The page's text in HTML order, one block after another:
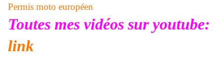
Permis moto européen
Toutes mes vidéos sur youtube:
link